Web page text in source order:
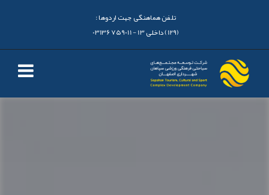
تلفن هماهنگی جهت اردوها :